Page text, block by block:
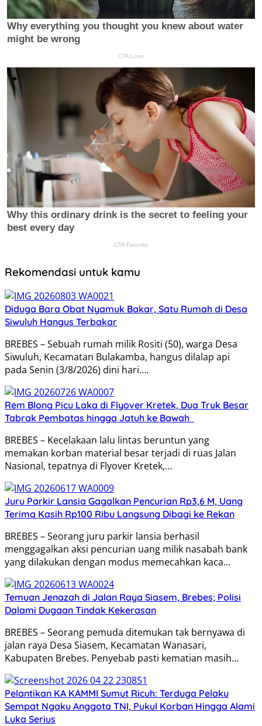
Rekomendasi untuk kamu
Diduga Bara Obat Nyamuk Bakar, Satu Rumah di Desa
Siwuluh Hangus Terbakar
BREBES – Sebuah rumah milik Rositi (50), warga Desa
Siwuluh, Kecamatan Bulakamba, hangus dilalap api
pada Senin (3/8/2026) dini hari….
Rem Blong Picu Laka di Flyover Kretek, Dua Truk Besar
Tabrak Pembatas hingga Jatuh ke Bawah
BREBES – Kecelakaan lalu lintas beruntun yang
memakan korban material besar terjadi di ruas Jalan
Nasional, tepatnya di Flyover Kretek,…
Juru Parkir Lansia Gagalkan Pencurian Rp3,6 M, Uang
Terima Kasih Rp100 Ribu Langsung Dibagi ke Rekan
BREBES – Seorang juru parkir lansia berhasil
menggagalkan aksi pencurian uang milik nasabah bank
yang dilakukan dengan modus memecahkan kaca…
Temuan Jenazah di Jalan Raya Siasem, Brebes; Polisi
Dalami Dugaan Tindak Kekerasan
BREBES – Seorang pemuda ditemukan tak bernyawa di
jalan raya Desa Siasem, Kecamatan Wanasari,
Kabupaten Brebes. Penyebab pasti kematian masih…
Pelantikan KA KAMMI Sumut Ricuh: Terduga Pelaku
Sempat Ngaku Anggota TNI, Pukul Korban Hingga Alami
Luka Serius